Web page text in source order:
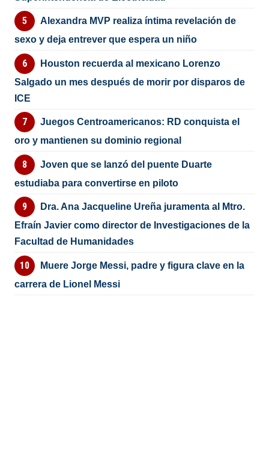
Alexandra MVP realiza íntima revelación de
sexo y deja entrever que espera un niño
Houston recuerda al mexicano Lorenzo
Salgado un mes después de morir por disparos de
ICE
Juegos Centroamericanos: RD conquista el
oro y mantienen su dominio regional
Joven que se lanzó del puente Duarte
estudiaba para convertirse en piloto
Dra. Ana Jacqueline Ureña juramenta al Mtro.
Efraín Javier como director de Investigaciones de la
Facultad de Humanidades
Muere Jorge Messi, padre y figura clave en la
carrera de Lionel Messi